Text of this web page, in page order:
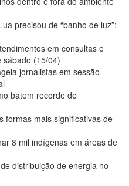
precisou de “banho de luz”:
em consultas e
sábado (15/04)
jornalistas em sessão
batem recorde de
formas mais significativas de
8 mil indígenas em áreas de
distribuição de energia no